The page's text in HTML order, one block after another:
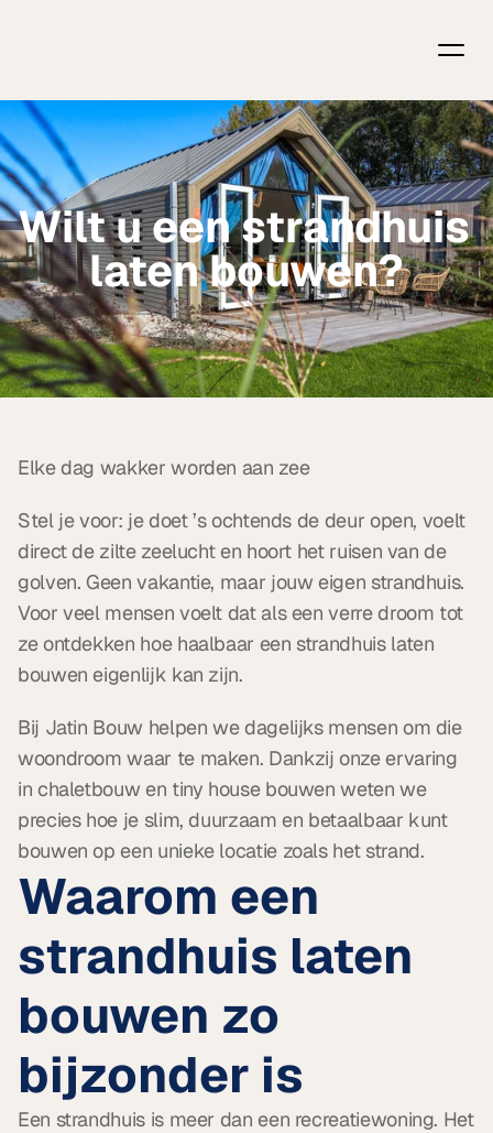
Wilt u een strandhuis
laten bouwen?
Elke dag wakker worden aan zee
Stel je voor: je doet ’s ochtends de deur open, voelt
direct de zilte zeelucht en hoort het ruisen van de
golven. Geen vakantie, maar jouw eigen strandhuis.
Voor veel mensen voelt dat als een verre droom tot
ze ontdekken hoe haalbaar een strandhuis laten
bouwen eigenlijk kan zijn.
Bij Jatin Bouw helpen we dagelijks mensen om die
woondroom waar te maken. Dankzij onze ervaring
in chaletbouw en tiny house bouwen weten we
precies hoe je slim, duurzaam en betaalbaar kunt
bouwen op een unieke locatie zoals het strand.
Waarom een
strandhuis laten
bouwen zo
bijzonder is
Een strandhuis is meer dan een recreatiewoning. Het